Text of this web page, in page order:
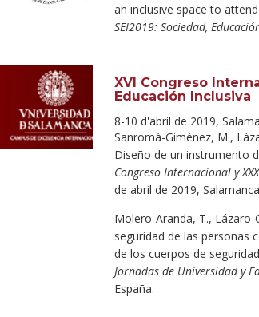
an inclusive space to
SEI2019: Sociedad,
XVI Congreso
Educación Inclusiva
8-10 d'abril de 2019,
Sanromà-Giménez, M.,
Diseño de un instrumento
Congreso Internacional y
de abril de 2019,
Molero-Aranda, T., Lázaro-
seguridad de las personas
de los cuerpos de
Jornadas de Universidad y
España.